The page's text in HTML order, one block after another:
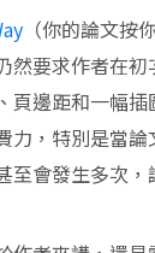
（你的論文
然要求作者在
頁邊距和一幅
力，特別是當
至會發生多次，